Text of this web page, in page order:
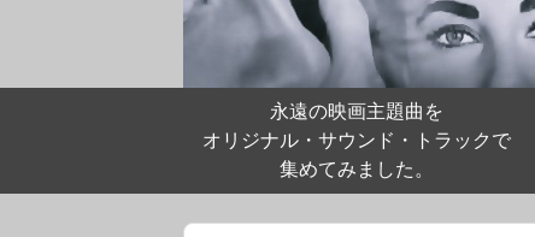
永遠の映画主題曲を
オリジナル・サウンド・トラックで
集めてみました。